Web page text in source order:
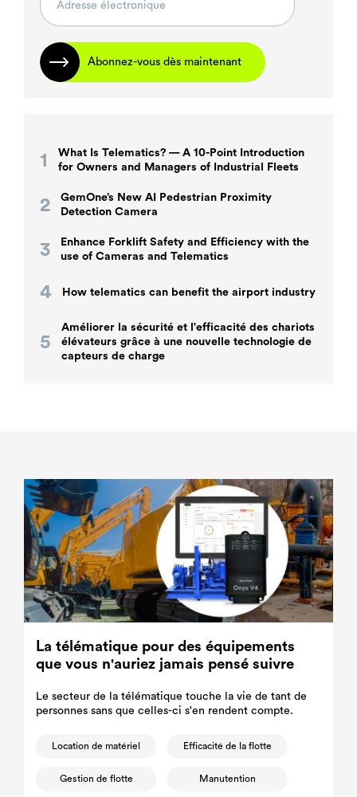
Abonnez-vous dès maintenant
What Is Telematics? — A 10-Point Introduction
for Owners and Managers of Industrial Fleets
GemOne’s New AI Pedestrian Proximity
Detection Camera
Enhance Forklift Safety and Efficiency with the
use of Cameras and Telematics
How telematics can benefit the airport industry
Améliorer la sécurité et l'efficacité des chariots
élévateurs grâce à une nouvelle technologie de
capteurs de charge
La télématique pour des équipements
que vous n'auriez jamais pensé suivre
Le secteur de la télématique touche la vie de tant de
personnes sans que celles-ci s'en rendent compte.
Location de matériel Efficacité de la flotte
Gestion de flotte Manutention